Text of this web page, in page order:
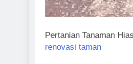
Pertanian Tanaman
renovasi taman